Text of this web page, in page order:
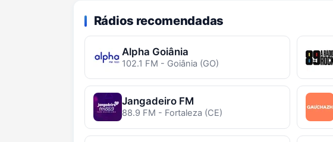
Rádios recomendadas
Alpha Goiânia
102.1 FM - Goiânia (GO)
Jangadeiro FM
88.9 FM - Fortaleza (CE)